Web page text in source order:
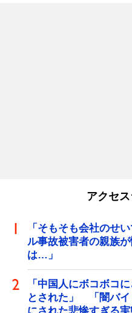
アクセ
「そもそも会社のせ
ル事故被害者の親族
は…」
「中国人にボコボコ
とされた」 「闇バ
にされた悲惨すぎる